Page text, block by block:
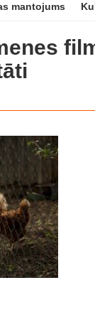
mantojums